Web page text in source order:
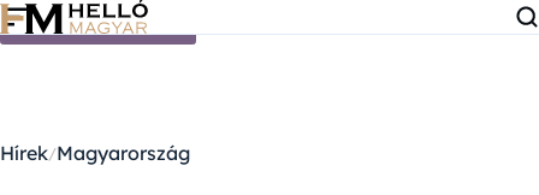
Ugrás a tartalomra
Hírek Magyarország